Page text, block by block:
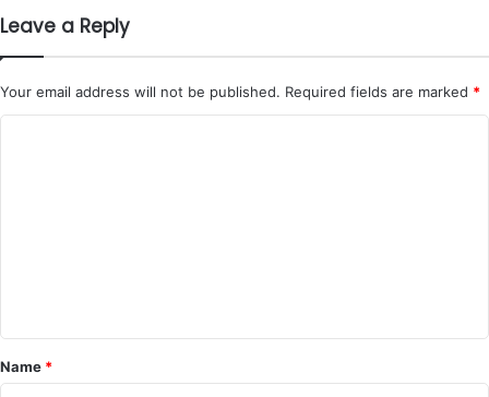
Leave a Reply
Your email address will not be published. Required fields are marked *
*
Name *